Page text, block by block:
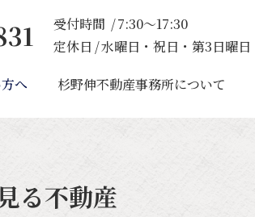
受付時間
7:30～17:30
定休日 水曜日・祝日・第3日曜日
へ 杉野伸不動産事務所について
る不動産